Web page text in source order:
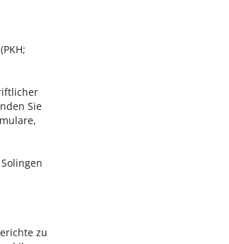
Sie
zu